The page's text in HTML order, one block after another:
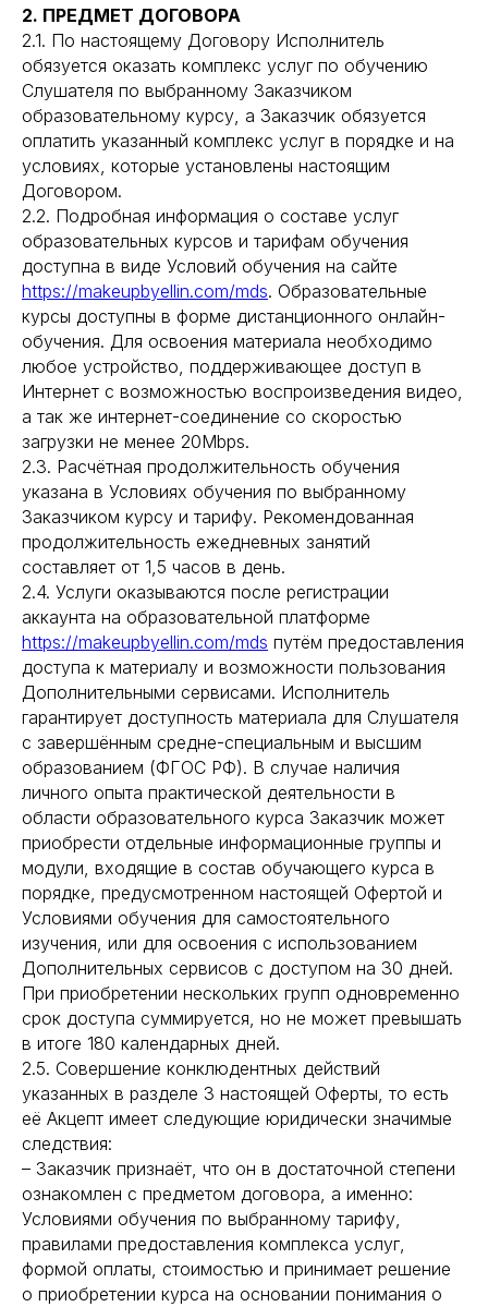
2. ПРЕДМЕТ ДОГОВОРА
2.1. По настоящему Договору Исполнитель
обязуется оказать комплекс услуг по обучению
Слушателя по выбранному Заказчиком
образовательному курсу, а Заказчик обязуется
оплатить указанный комплекс услуг в порядке и на
условиях, которые установлены настоящим
Договором.
2.2. Подробная информация о составе услуг
образовательных курсов и тарифам обучения
доступна в виде Условий обучения на сайте
https://makeupbyellin.com/mds. Образовательные
курсы доступны в форме дистанционного онлайн-
обучения. Для освоения материала необходимо
любое устройство, поддерживающее доступ в
Интернет с возможностью воспроизведения видео,
а так же интернет-соединение со скоростью
загрузки не менее 20Mbps.
2.3. Расчётная продолжительность обучения
указана в Условиях обучения по выбранному
Заказчиком курсу и тарифу. Рекомендованная
продолжительность ежедневных занятий
составляет от 1,5 часов в день.
2.4. Услуги оказываются после регистрации
аккаунта на образовательной платформе
https://makeupbyellin.com/mds путём предоставления
доступа к материалу и возможности пользования
Дополнительными сервисами. Исполнитель
гарантирует доступность материала для Слушателя
с завершённым средне-специальным и высшим
образованием (ФГОС РФ). В случае наличия
личного опыта практической деятельности в
области образовательного курса Заказчик может
приобрести отдельные информационные группы и
модули, входящие в состав обучающего курса в
порядке, предусмотренном настоящей Офертой и
Условиями обучения для самостоятельного
изучения, или для освоения с использованием
Дополнительных сервисов с доступом на 30 дней.
При приобретении нескольких групп одновременно
срок доступа суммируется, но не может превышать
в итоге 180 календарных дней.
2.5. Совершение конклюдентных действий
указанных в разделе 3 настоящей Оферты, то есть
её Акцепт имеет следующие юридически значимые
следствия:
– Заказчик признаёт, что он в достаточной степени
ознакомлен с предметом договора, а именно:
Условиями обучения по выбранному тарифу,
правилами предоставления комплекса услуг,
формой оплаты, стоимостью и принимает решение
о приобретении курса на основании понимания о